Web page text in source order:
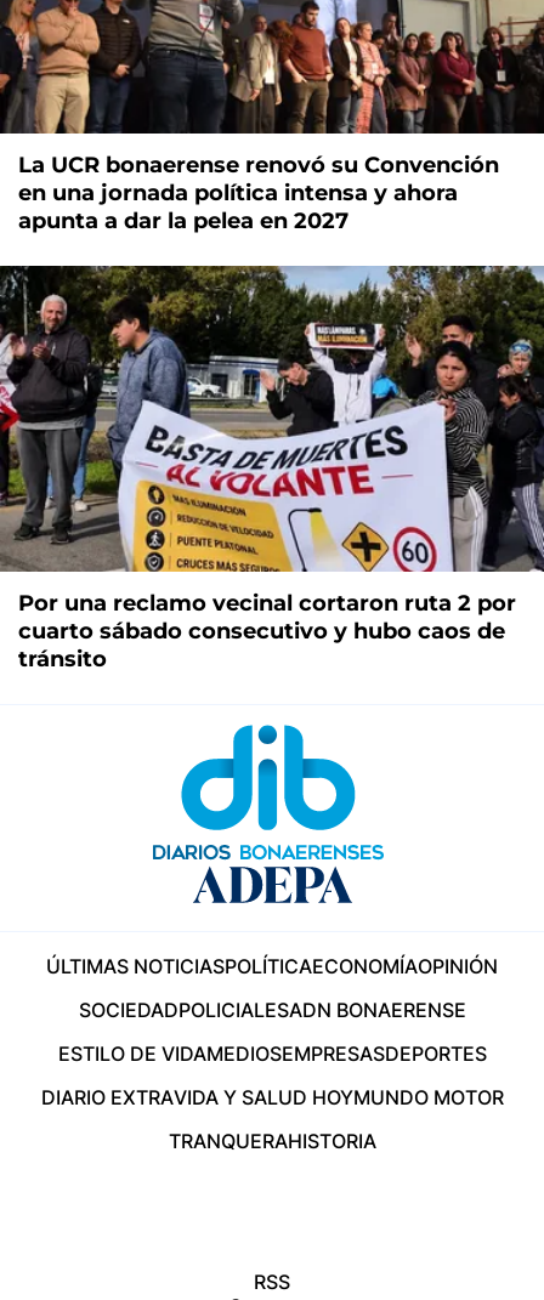
La UCR bonaerense renovó su Convención
en una jornada política intensa y ahora
apunta a dar la pelea en 2027
Por una reclamo vecinal cortaron ruta 2 por
cuarto sábado consecutivo y hubo caos de
tránsito
ÚLTIMAS NOTICIASPOLÍTICAECONOMÍAOPINIÓN
SOCIEDADPOLICIALESADN BONAERENSE
ESTILO DE VIDAMEDIOSEMPRESASDEPORTES
DIARIO EXTRAVIDA Y SALUD HOYMUNDO MOTOR
TRANQUERAHISTORIA
RSS